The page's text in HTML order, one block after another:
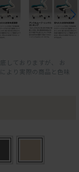
しておりますが、 お
より実際の商品と色味